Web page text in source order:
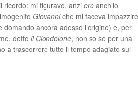
ricordo: mi figuravo, anzi ero anch’io
Giovanniche mi faceva impazzire
domando ancora adesso l’origine) e, per
detto il Ciondolone, non so se per una
a trascorrere tutto il tempo adagiato sul